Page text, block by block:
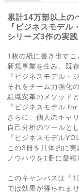
累計14万部以上の
『ビジネスモデル
シリーズ3作の実
1枚の紙に書き出すこ
新規事業を生み、既
『ビジネスモデル・
それをチーム力強化
組織変革のメソッド
『ビジネスモデル for
さらに、個人のキャ
自己分析のツールと
『ビジネスモデル
この3冊を具体的に
ノウハウを1冊に凝縮
このキャンバスは「1
では効果が得られませ